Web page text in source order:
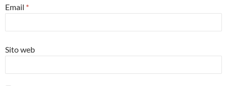
Email *
Sito web